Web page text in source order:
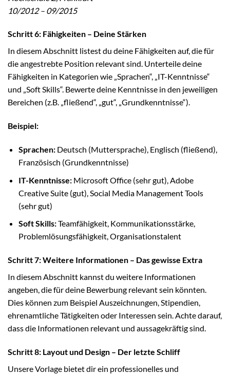
10/2012 – 09/2015
Schritt 6: Fähigkeiten – Deine Stärken
In diesem Abschnitt listest du deine Fähigkeiten auf, die für
die angestrebte Position relevant sind. Unterteile deine
Fähigkeiten in Kategorien wie „Sprachen“, „IT-Kenntnisse“
und „Soft Skills“. Bewerte deine Kenntnisse in den jeweiligen
Bereichen (z.B. „fließend“, „gut“, „Grundkenntnisse“).
Beispiel:
Sprachen:Deutsch (Muttersprache), Englisch (fließend),
Französisch (Grundkenntnisse)
IT-Kenntnisse:Microsoft Office (sehr gut), Adobe
Creative Suite (gut), Social Media Management Tools
(sehr gut)
Soft Skills:Teamfähigkeit, Kommunikationsstärke,
Problemlösungsfähigkeit, Organisationstalent
Schritt 7: Weitere Informationen – Das gewisse Extra
In diesem Abschnitt kannst du weitere Informationen
angeben, die für deine Bewerbung relevant sein könnten.
Dies können zum Beispiel Auszeichnungen, Stipendien,
ehrenamtliche Tätigkeiten oder Interessen sein. Achte darauf,
dass die Informationen relevant und aussagekräftig sind.
Schritt 8: Layout und Design – Der letzte Schliff
Unsere Vorlage bietet dir ein professionelles und